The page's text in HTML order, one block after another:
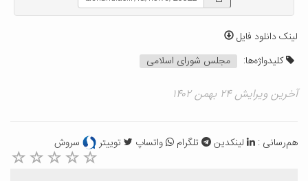
لینک دانلود فایل
کلیدواژه‌ها:
مجلس شورای اسلامی
آخرین ویرایش ۲۴ بهمن ۱۴۰۲
هم‌رسانی : لینکدین تلگرام واتساپ توییتر سروش